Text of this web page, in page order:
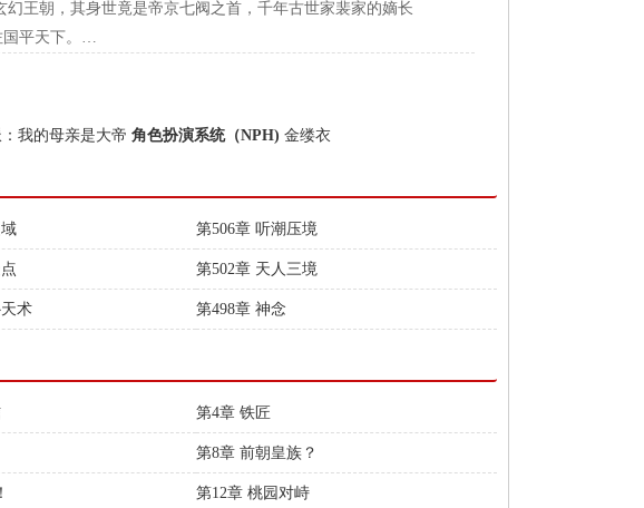
王朝，其身世竟是帝京七阀之首，千年古世家裴家的嫡长
国平天下。…
我的母亲是大帝 角色扮演系统（NPH) 金缕衣
第506章 听潮压境
第502章 天人三境
术 第498章 神念
第4章 铁匠
第8章 前朝皇族？
第12章 桃园对峙